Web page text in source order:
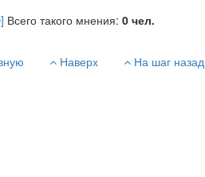
Всего такого мнения:0 чел.
Наверх На шаг назад